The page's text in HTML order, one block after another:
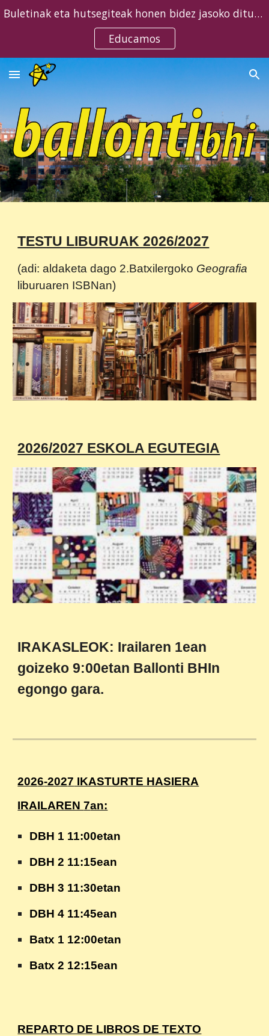
Skip to navigation
Buletinak eta hutsegiteak honen bidez jasoko dituzue
Educamos
TESTU LIBURUAK 2026/2027
(adi: aldaketa dago 2.Batxilergoko Geografia
liburuaren ISBNan)
2026/2027 ESKOLA EGUTEGIA
IRAKASLEOK: Irailaren 1ean
goizeko 9:00etan Ballonti BHIn
egongo gara.
2026-2027 IKASTURTE HASIERA
IRAILAREN7an:
DBH 1 11:00etan
DBH 2 11:15ean
DBH 3 11:30etan
DBH 4 11:45ean
Batx 1 12:00etan
Batx 2 12:15ean
REPARTO DE LIBROS DE TEXTO